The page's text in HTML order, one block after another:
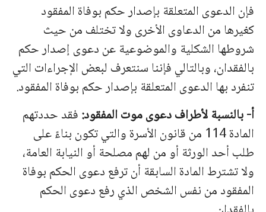
فإن الدعوى المتعلقة بإصدار حكم بوفاة المفقود
كغيرها من الدعاوى الأخرى ولا تختلف من حيث
شروطها الشكلية والموضوعية عن دعوى إصدار حكم
بالفقدان، وبالتالي فإننا سنتعرف لبعض الإجراءات التي
تنفرد بها الدعوى المتعلقة بإصدار حكم بوفاة المفقود.
أ‌- بالنسبة لأطراف دعوى موت المفقود:فقد حددتهم
المادة 114 من قانون الأسرة والتي تكون بناءً على
طلب أحد الورثة أو من لهم مصلحة أو النيابة العامة،
ولا تشترط المادة السابقة أن ترفع دعوى الحكم بوفاة
المفقود من نفس الشخص الذي رفع دعوى الحكم